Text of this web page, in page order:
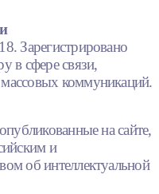
Зарегистрировано
в сфере связи,
коммуникаций.
на сайте,
и
об интеллектуальной